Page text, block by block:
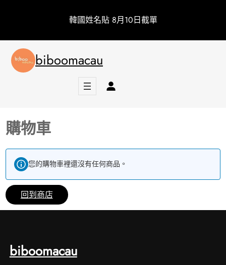
韓國姓名貼 8月10日截單
biboomacau
購物車
您的購物車裡還沒有任何商品。
回到商店
biboomacau